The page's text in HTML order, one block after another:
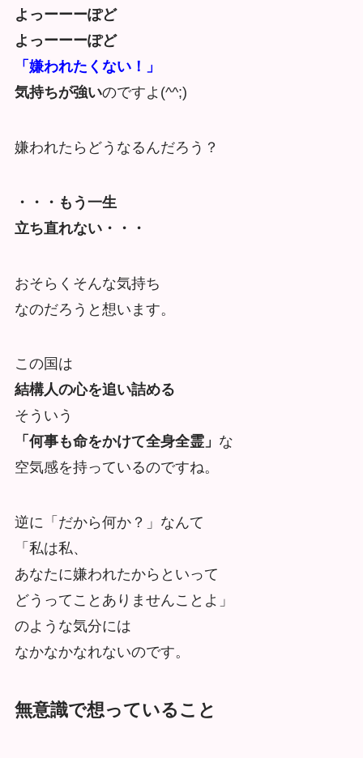
よっーーーぽど
よっーーーぽど
「嫌われたくない！」
気持ちが強いのですよ(^^;)
嫌われたらどうなるんだろう？
・・・もう一生
立ち直れない・・・
おそらくそんな気持ち
なのだろうと想います。
この国は
結構人の心を追い詰める
そういう
「何事も命をかけて全身全霊」 な
空気感を持っているのですね。
逆に「だから何か？」なんて
「私は私、
あなたに嫌われたからといって
どうってことありませんことよ」
のような気分には
なかなかなれないのです。
無意識で想っていること